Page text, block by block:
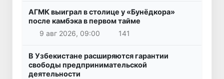
АГМК выиграл в столице у «Бунёдкора»
после камбэка в первом тайме
9 авг 2026, 09:00
141
В Узбекистане расширяются гарантии
свободы предпринимательской
деятельности